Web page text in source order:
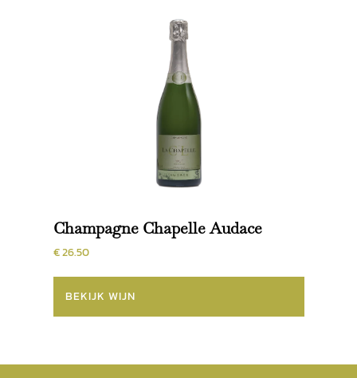
Blog
Contact
Login
Champagne Chapelle Audace
€ 26.50
BEKIJK WIJN